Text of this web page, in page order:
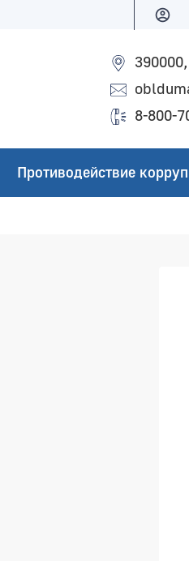
8-800-
Противодействие